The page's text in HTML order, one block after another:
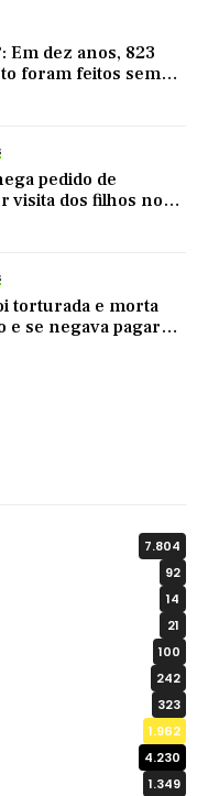
Em dez anos, 823
foram feitos sem
pedido de
visita dos filhos no
torturada e morta
e se negava pagar
7.804
92
14
21
100
242
323
1.962
4.230
1.349